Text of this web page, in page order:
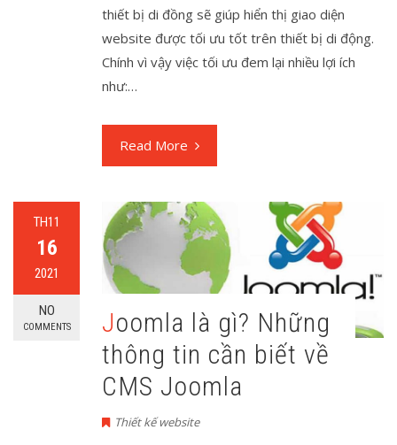
thiết bị di đồng sẽ giúp hiển thị giao diện
website được tối ưu tốt trên thiết bị di động.
Chính vì vậy việc tối ưu đem lại nhiều lợi ích
như:…
Read More
TH11
16
2021
NO
COMMENTS
Joomla là gì? Những
thông tin cần biết về
CMS Joomla
Thiết kế website